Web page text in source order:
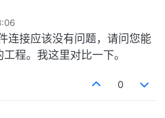
连接应该没有问题，请问您能
程。我这里对比一下。
0